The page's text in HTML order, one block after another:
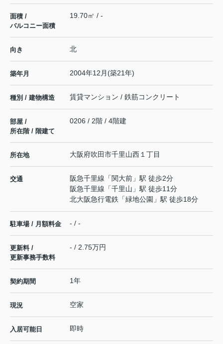
面積 /
バルコニー面積
19.70㎡ / -
向き 北
築年月 2004年12月(築21年)
種別 / 建物構造 賃貸マンション / 鉄筋コンクリート
部屋 /
所在階 / 階建て
0206 / 2階 / 4階建
所在地 大阪府吹田市千里山西 １丁目
交通 阪急千里線 「関大前 」駅 徒歩2分
阪急千里線 「千里山 」駅 徒歩11分
北大阪急行電鉄 「緑地公園 」駅 徒歩18分
駐車場 / 月額料金 - / -
更新料 /
更新事務手数料
- / 2.75万円
契約期間 1年
現況 空家
入居可能日 即時